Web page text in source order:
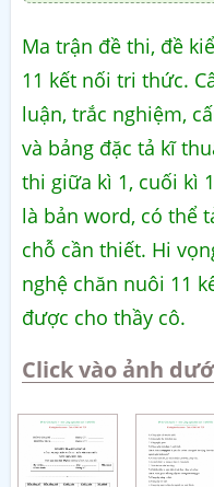
Ma trận đề thi, đề
11 kết nối tri thức.
luận, trắc nghiệm,
và bảng đặc tả kĩ
thi giữa kì 1, cuối kì
là bản word, có thể
chỗ cần thiết. Hi
nghệ chăn nuôi 11
được cho thầy cô.
Click vào ảnh